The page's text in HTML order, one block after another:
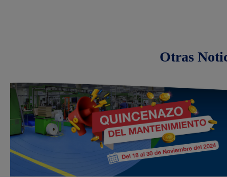
Otras